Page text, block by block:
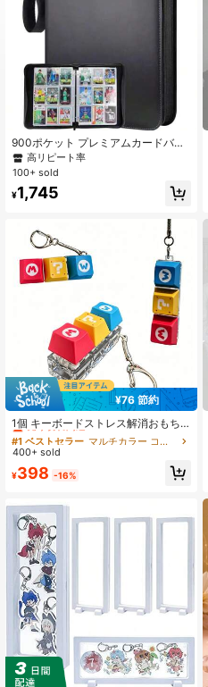
11 フォロワー
4.66 11 フォロワー
4.66
900ポケット プレミアムカードバイ
ンダー 9ポケット、コレクターアル
バム ジッパー付き 50枚着脱式スリ
ーブ、ゲームのスポーツカードに対
応
高リピート率
100+ sold
¥1,745
¥76 節約
1個 キーボードストレス解消おもち
ゃ、ストレス解消キーチェーン、集
中力向上と不安軽減に役立つ、不安
ーの定番、オフィスとホームデコレ
#1 ベストセラー
マルチカラー コレクターアイテムの展示と保管
売り切れ間近！
#1 ベストセラー
売り切れ間近！
#1 ベストセラー
売り切れ間近！
#1 ベストセラー
400+ sold
¥398 -16%